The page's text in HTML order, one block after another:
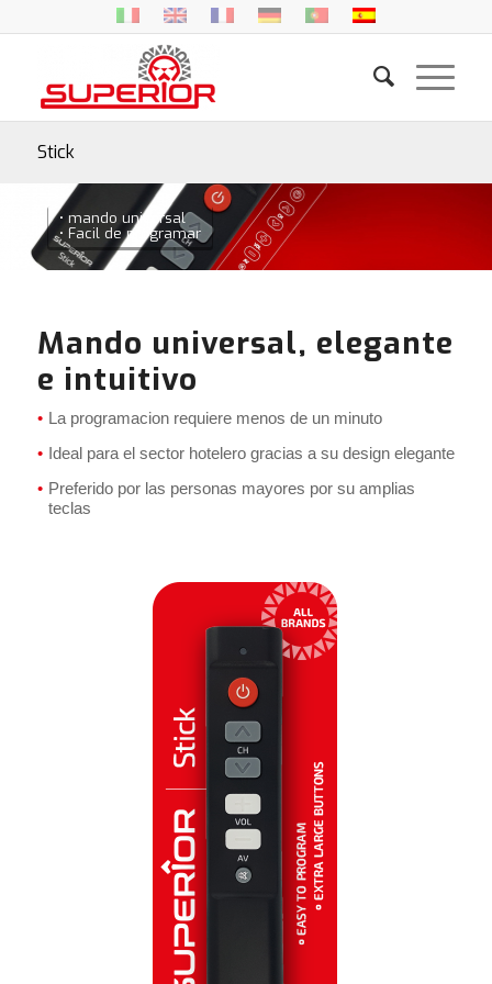
Stick
• mando universal
• Facil de programar
Mando universal, elegante
e intuitivo
La programacion requiere menos de un minuto
Ideal para el sector hotelero gracias a su design elegante
Preferido por las personas mayores por su amplias
teclas